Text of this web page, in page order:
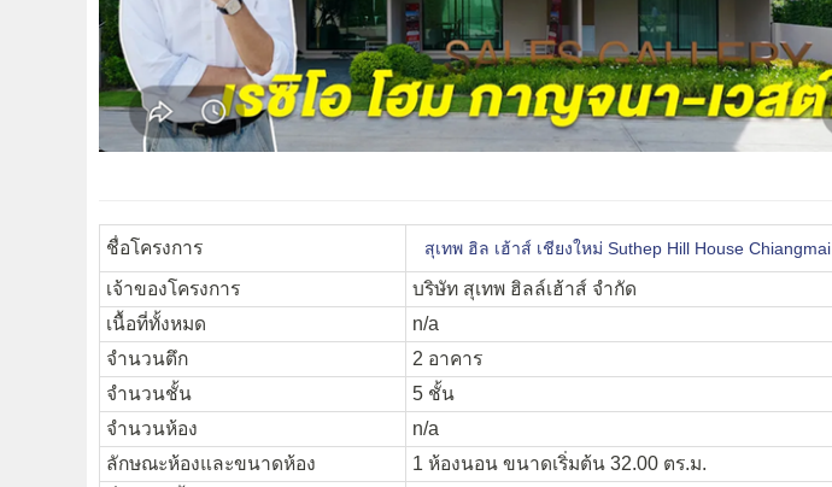
ชื่อโครงการ สุเทพ ฮิล เฮ้าส์ เชียงใหม่ Suthep Hill House Chiangmai
เจ้าของโครงการ
บริษัท สุเทพ ฮิลล์เฮ้าส์ จำกัด
เนื้อที่ทั้งหมด
n/a
จำนวนตึก
2 อาคาร
จำนวนชั้น
5 ชั้น
จำนวนห้อง
n/a
ลักษณะห้องและขนาดห้อง
1 ห้องนอน ขนาดเริ่มต้น 32.00 ตร.ม.